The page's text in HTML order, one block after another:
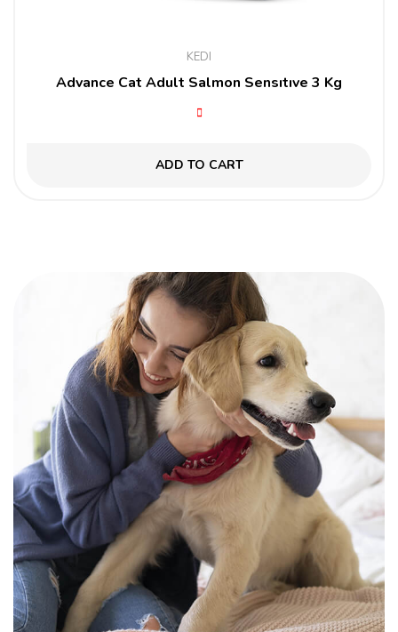
KEDI
Advance Cat Adult Salmon Sensıtıve 3 Kg
ADD TO CART